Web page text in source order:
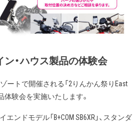
ン・ハウス製品の体験会
ートで開催される「2りんかん祭りEast
体験会を実施いたします。
エンドモデル「B+COM SB6XR」、スタンダ